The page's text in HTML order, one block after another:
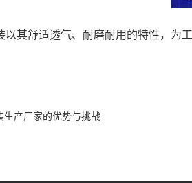
以其舒适透气、耐磨耐用的特性，为
生产厂家的优势与挑战